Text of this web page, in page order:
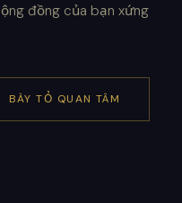
đồng của bạn xứng
BÀY TỎ QUAN TÂM